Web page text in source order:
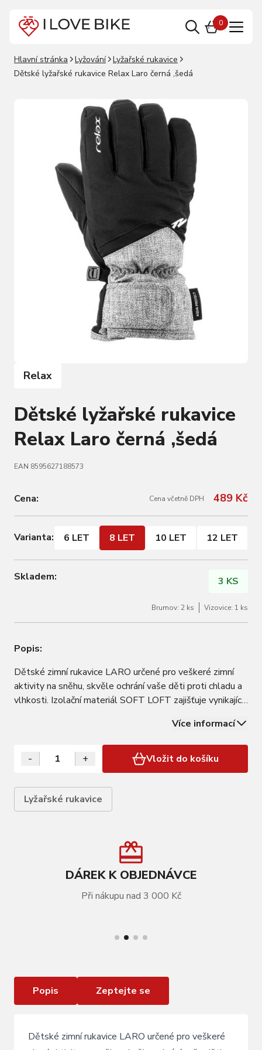
0
Hlavní stránka Lyžování
Lyžařské rukavice
Dětské lyžařské rukavice Relax Laro černá ,šedá
Relax
Dětské lyžařské rukavice
Relax Laro černá ,šedá
EAN 8595627188573
Cena: Cena včetně DPH 489 Kč
Varianta: 6 LET 8 LET 10 LET 12 LET
Skladem: 3 KS
Brumov: 2 ks Vizovice: 1 ks
Popis:
Dětské zimní rukavice LARO určené pro veškeré zimní
aktivity na sněhu, skvěle ochrání vaše děti proti chladu a
vlhkosti. Izolační materiál SOFT LOFT zajišťuje vynikající
komfortu. Membrána AQUA PROTECT, která garantuje
voděodolnost min. 15000 mm a…
Více informací
- + Vložit do košíku
Lyžařské rukavice
DÁREK K OBJEDNÁVCE
Při nákupu nad 3 000 Kč
Popis Zeptejte se
Dětské zimní rukavice LARO určené pro veškeré